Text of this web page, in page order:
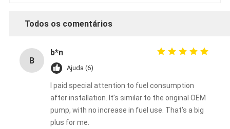
Todos os comentários
B
b*n
Ajuda (6)
I paid special attention to fuel consumption
after installation. It’s similar to the original OEM
pump, with no increase in fuel use. That’s a big
plus for me.